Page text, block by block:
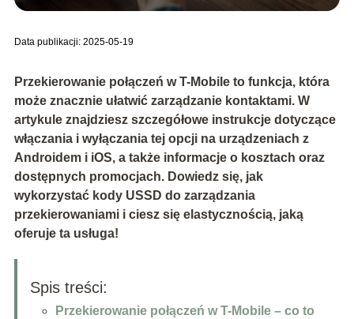
Data publikacji: 2025-05-19
Przekierowanie połączeń w T-Mobile to funkcja, która
może znacznie ułatwić zarządzanie kontaktami. W
artykule znajdziesz szczegółowe instrukcje dotyczące
włączania i wyłączania tej opcji na urządzeniach z
Androidem i iOS, a także informacje o kosztach oraz
dostępnych promocjach. Dowiedz się, jak
wykorzystać kody USSD do zarządzania
przekierowaniami i ciesz się elastycznością, jaką
oferuje ta usługa!
Spis treści:
Przekierowanie połączeń w T-Mobile – co to